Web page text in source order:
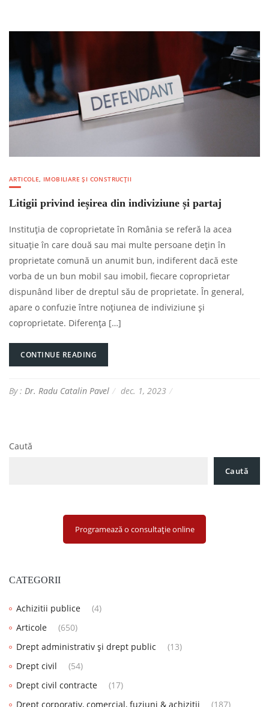
ARTICOLE, IMOBILIARE ȘI CONSTRUCȚII
Litigii privind ieșirea din indiviziune și partaj
Instituția de coproprietate în România se referă la acea
situație în care două sau mai multe persoane dețin în
proprietate comună un anumit bun, indiferent dacă este
vorba de un bun mobil sau imobil, fiecare coproprietar
dispunând liber de dreptul său de proprietate. În general,
apare o confuzie între noțiunea de indiviziune și
coproprietate. Diferența […]
CONTINUE READING
By : Dr. Radu Catalin Pavel dec. 1, 2023
Caută
Caută
Programează o consultație online
CATEGORII
Achizitii publice
(4)
Articole
(650)
Drept administrativ și drept public
(13)
Drept civil
(54)
Drept civil contracte
(17)
Drept corporativ, comercial, fuziuni & achiziții
(187)